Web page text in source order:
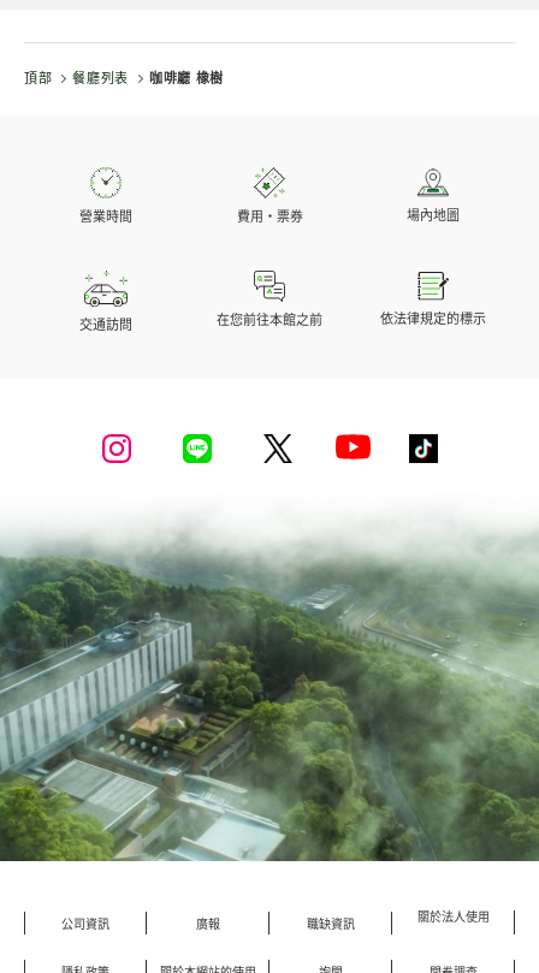
頂部 餐廳列表 咖啡廳 橡樹
營業時間 費用・票券 場內地圖
交通訪問 在您前往本館之前 依法律規定的標示
公司資訊 廣報 職缺資訊 關於法人使用